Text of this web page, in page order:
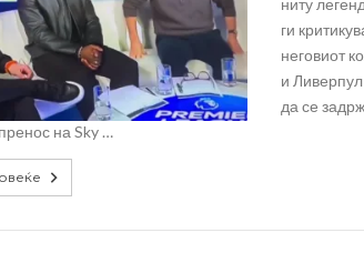
ги
неговиот
и
да се
на Sky …